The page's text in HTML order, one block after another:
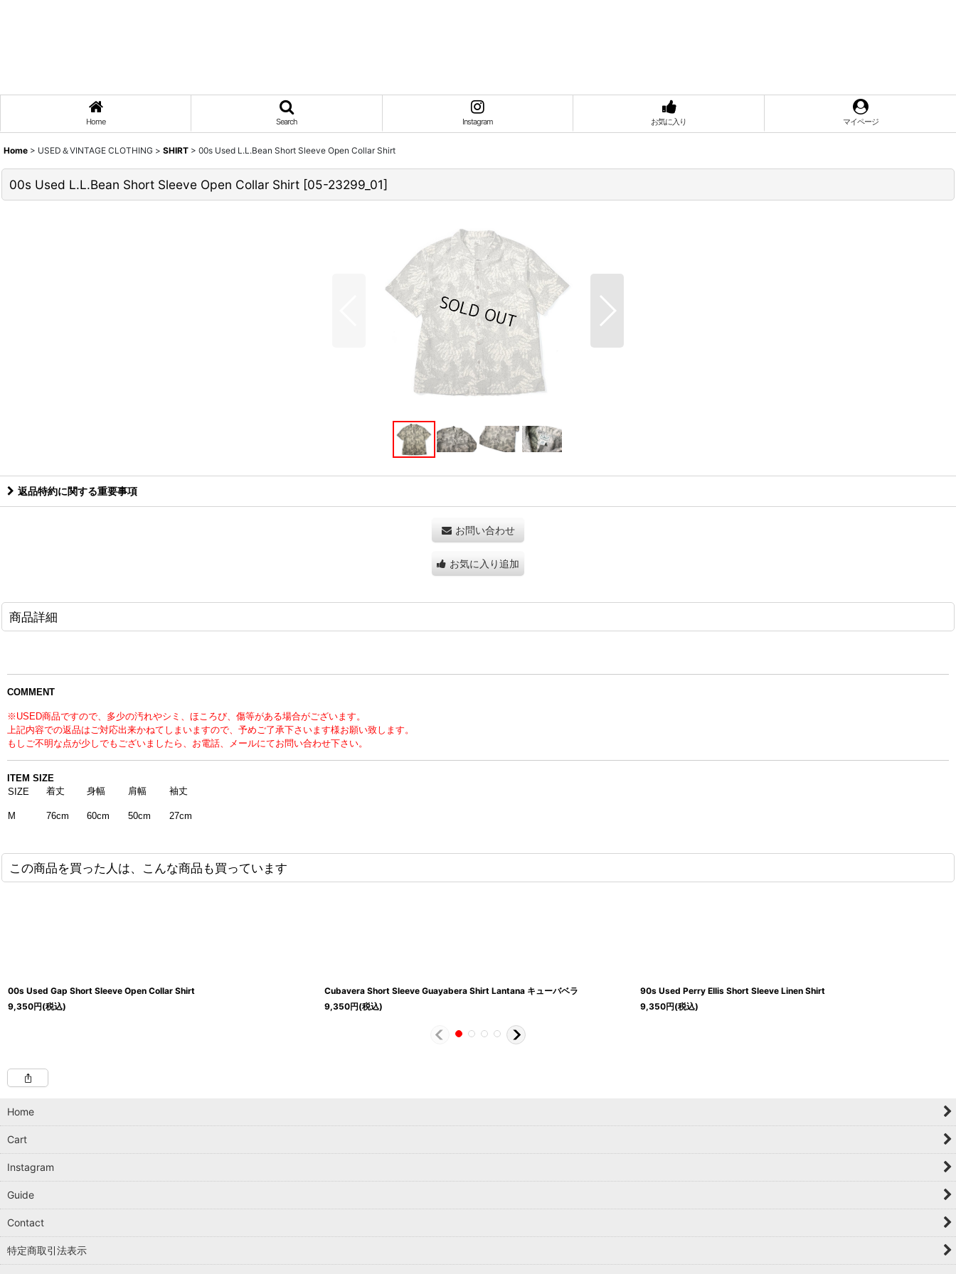
Home Search Instagram お気に入り マイページ
Home > USED＆VINTAGE CLOTHING > SHIRT > 00s Used L.L.Bean Short Sleeve Open Collar Shirt
00s Used L.L.Bean Short Sleeve Open Collar Shirt [05-23299_01]
返品特約に関する重要事項
お問い合わせ
お気に入り追加
商品詳細
COMMENT
※USED商品ですので、多少の汚れやシミ、ほころび、傷等がある場合がございます。
上記内容での返品はご対応出来かねてしまいますので、予めご了承下さいます様お願い致します。
もしご不明な点が少しでもございましたら、お電話、メールにてお問い合わせ下さい。
ITEM SIZE
SIZE
着丈 身幅 肩幅 袖丈
M 76cm 60cm 50cm 27cm
この商品を買った人は、こんな商品も買っています
00s Used Gap Short Sleeve Open Collar Shirt
9,350円(税込)
Cubavera Short Sleeve Guayabera Shirt Lantana キューバベラ
9,350円(税込)
90s Used Perry Ellis Short Sleeve Linen Shirt
9,350円(税込)
Home
Cart
Instagram
Guide
Contact
特定商取引法表示